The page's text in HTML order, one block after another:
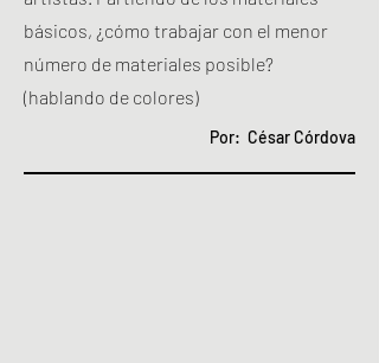
básicos, ¿cómo trabajar con el menor
número de materiales posible?
(hablando de colores)
Por: César Córdova